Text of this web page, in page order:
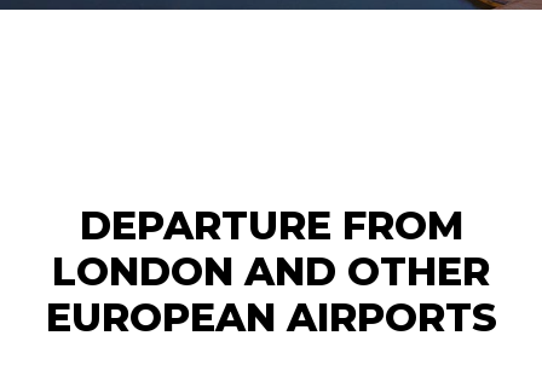
DEPARTURE FROM
LONDON AND OTHER
EUROPEAN AIRPORTS